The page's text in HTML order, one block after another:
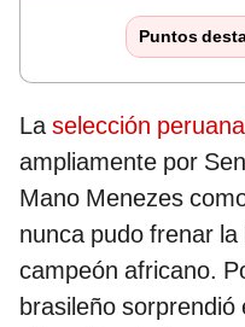
Puntos
Laselección peruana
ampliamente por
Mano Menezes
nunca pudo frenar
campeón africano.
brasileño